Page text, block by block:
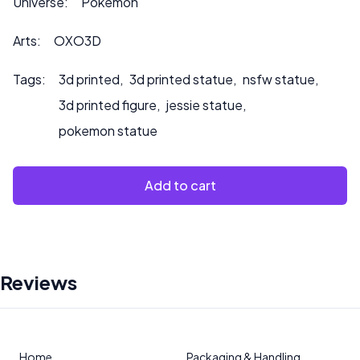
Arts: OXO3D
Tags: 3d printed, 3d printed statue, nsfw statue,
3d printed figure, jessie statue,
pokemon statue
Add to cart
Reviews
Home Packaging & Handling